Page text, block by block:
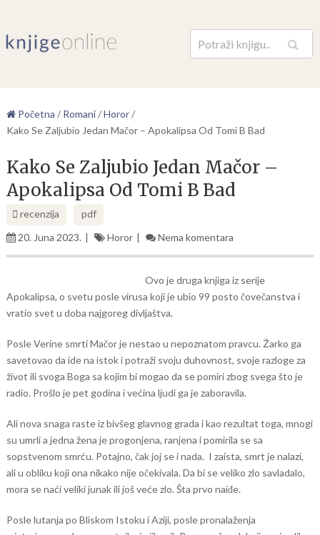
Pretraga
Početna / Romani/Horor/
Kako Se Zaljubio Jedan Mačor – Apokalipsa Od Tomi B Bad
Kako Se Zaljubio Jedan Mačor –
Apokalipsa Od Tomi B Bad
recenzija
pdf
20. Juna 2023.
Horor Nema komentara
Ovo je druga knjiga iz serije
Apokalipsa, o svetu posle virusa koji je ubio 99 posto čovečanstva i
vratio svet u doba najgoreg divljaštva.
Posle Verine smrti Mačor je nestao u nepoznatom pravcu. Žarko ga
savetovao da ide na istok i potraži svoju duhovnost, svoje razloge za
život ili svoga Boga sa kojim bi mogao da se pomiri zbog svega što je
radio. Prošlo je pet godina i većina ljudi ga je zaboravila.
Ali nova snaga raste iz bivšeg glavnog grada i kao rezultat toga, mnogi
su umrli a jedna žena je progonjena, ranjena i pomirila se sa
sopstvenom smrću. Potajno, čak joj se i nada. I zaista, smrt je nalazi,
ali u obliku koji ona nikako nije očekivala. Da bi se veliko zlo savladalo,
mora se naći veliki junak ili još veće zlo. Šta prvo naiđe.
Posle lutanja po Bliskom Istoku i Aziji, posle pronalaženja